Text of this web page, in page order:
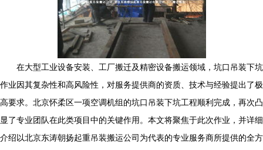
在大型工业设备安装、工厂搬迁及精密设备搬运领域，坑口吊装下坑
作业因其复杂性和高风险性，对服务提供商的资质、技术与经验提出了极
高要求。北京怀柔区一项空调机组的坑口吊装下坑工程顺利完成，再次凸
显了专业团队在此类项目中的关键作用。本文将聚焦于此次作业，并详细
介绍以北京东涛朝扬起重吊装搬运公司为代表的专业服务商所提供的全方